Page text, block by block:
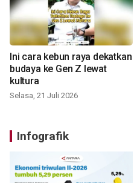
Ini cara kebun raya dekatkan
budaya ke Gen Z lewat
kultura
Selasa, 21 Juli 2026
Infografik